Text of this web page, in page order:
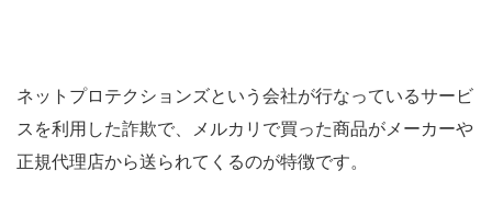
ネットプロテクションズという会社が行なっているサービ
スを利用した詐欺で、メルカリで買った商品がメーカーや
正規代理店から送られてくるのが特徴です。